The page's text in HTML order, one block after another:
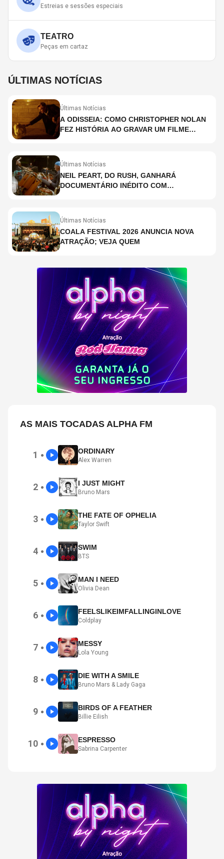
Estreias e sessões especiais
TEATRO
Peças em cartaz
ÚLTIMAS NOTÍCIAS
Últimas Notícias
A ODISSEIA: COMO CHRISTOPHER NOLAN
FEZ HISTÓRIA AO GRAVAR UM FILME
Últimas Notícias
NEIL PEART, DO RUSH, GANHARÁ
DOCUMENTÁRIO INÉDITO COM
Últimas Notícias
COALA FESTIVAL 2026 ANUNCIA NOVA
ATRAÇÃO; VEJA QUEM
AS MAIS TOCADAS ALPHA FM
1 ● ORDINARY
Alex Warren
2 ● I JUST MIGHT
Bruno Mars
3 ● THE FATE OF OPHELIA
Taylor Swift
4 ● SWIM
BTS
5 ● MAN I NEED
Olivia Dean
6 ● FEELSLIKEIMFALLINGINLOVE
Coldplay
7 ● MESSY
Lola Young
8 ● DIE WITH A SMILE
Bruno Mars & Lady Gaga
9 ● BIRDS OF A FEATHER
Billie Eilish
10 ● ESPRESSO
Sabrina Carpenter